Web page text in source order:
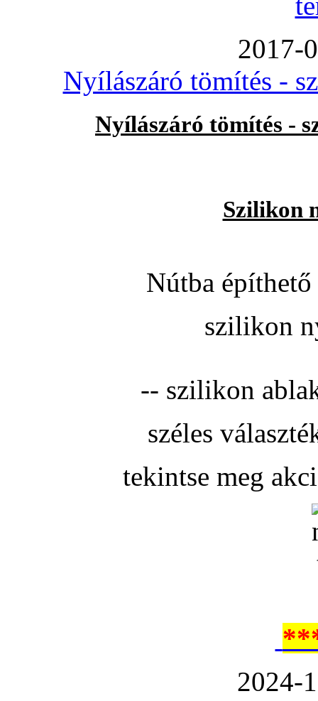
2017-
Nyílászáró tömítés -
Nyílászáró tömítés -
Szilikon
Nútba
szilikon
-- szilikon
széles
tekintse meg
2024-